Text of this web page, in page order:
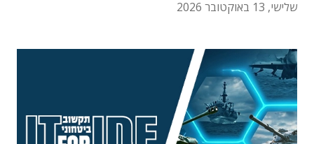
שלישי, 13 באוקטובר 2026